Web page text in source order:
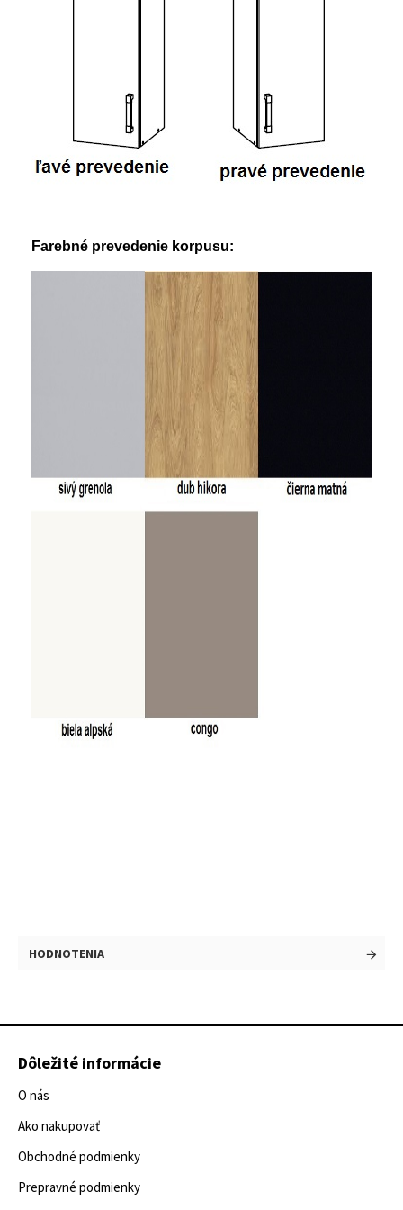
Farebné prevedenie korpusu:
HODNOTENIA
Dôležité informácie
O nás
Ako nakupovať
Obchodné podmienky
Prepravné podmienky